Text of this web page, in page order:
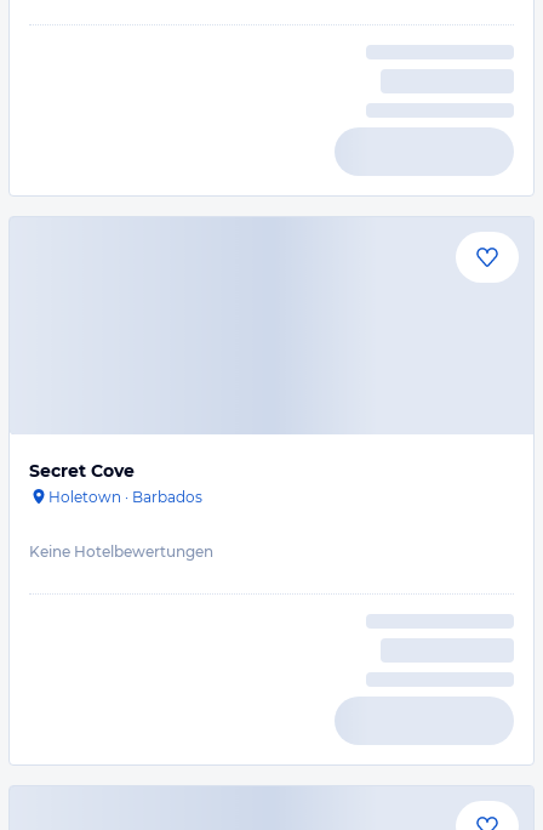
Secret Cove
Holetown · Barbados
Keine Hotelbewertungen